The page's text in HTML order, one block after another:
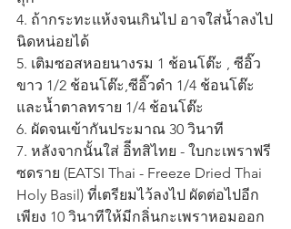
4. ถ้ากระทะแห้งจนเกินไป อาจใส่น้ำลงไป
นิดหน่อยได้
5. เติมซอสหอยนางรม 1 ช้อนโต๊ะ , ซีอิ๊ว
ขาว 1/2 ช้อนโต๊ะ,ซีอิ๊วดำ 1/4 ช้อนโต๊ะ
และน้ำตาลทราย 1/4 ช้อนโต๊ะ
6. ผัดจนเข้ากันประมาณ 30 วินาที
7. หลังจากนั้นใส่ อิีทสิไทย - ใบกะเพราฟรี
ซดราย (EATSI Thai - Freeze Dried Thai
Holy Basil) ที่เตรียมไว้ลงไป ผัดต่อไปอีก
เพียง 10 วินาทีให้มีกลิ่นกะเพราหอมออก